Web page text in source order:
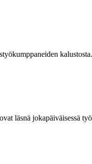
läsnä jokapäiväisessä